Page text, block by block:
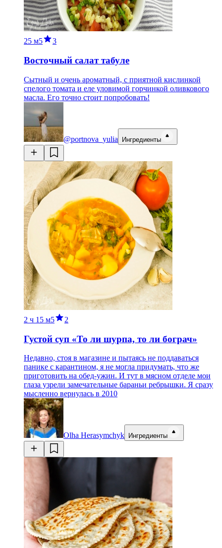
25 м5 3
Восточный салат табуле
Сытный и очень ароматный, с приятной кислинкой
спелого томата и еле уловимой горчинкой оливкового
масла. Его точно стоит попробовать!
@portnova_yulia Ингредиенты
2 ч 15 м5 2
Густой суп «То ли шурпа, то ли бограч»​​​​​​​
Недавно, стоя в магазине и пытаясь не поддаваться
панике с карантином, я не могла придумать, что же
приготовить на обед-ужин. И тут в мясном отделе мои
глаза узрели замечательные бараньи ребрышки. Я сразу
мысленно вернулась в 2010
Olha Herasymchyk Ингредиенты